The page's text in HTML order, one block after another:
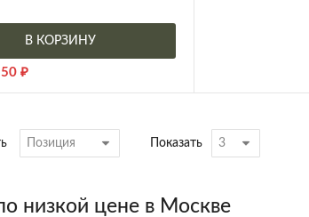
В КОРЗИНУ
₽
Показать
низкой цене в Москве